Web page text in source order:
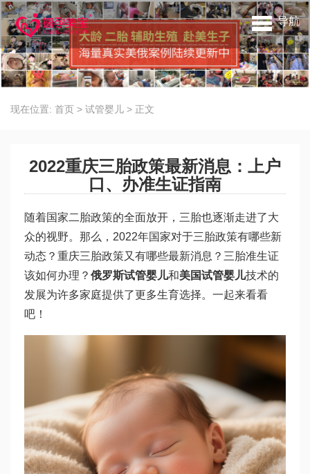
导航
现在位置: 首页 > 试管婴儿 > 正文
2022重庆三胎政策最新消息：上户
口、办准生证指南
随着国家二胎政策的全面放开，三胎也逐渐走进了大
众的视野。那么，2022年国家对于三胎政策有哪些新
动态？重庆三胎政策又有哪些最新消息？三胎准生证
该如何办理？ 俄罗斯试管婴儿和美国试管婴儿技术的
发展为许多家庭提供了更多生育选择。一起来看看
吧！